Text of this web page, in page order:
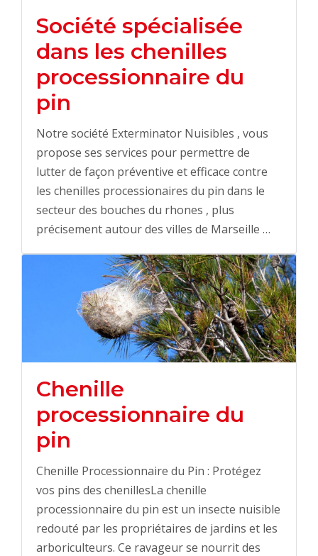
Société spécialisée
dans les chenilles
processionnaire du
pin
Notre société Exterminator Nuisibles , vous
propose ses services pour permettre de
lutter de façon préventive et efficace contre
les chenilles processionaires du pin dans le
secteur des bouches du rhones , plus
précisement autour des villes de Marseille …
Chenille
processionnaire du
pin
Chenille Processionnaire du Pin : Protégez
vos pins des chenillesLa chenille
processionnaire du pin est un insecte nuisible
redouté par les propriétaires de jardins et les
arboriculteurs. Ce ravageur se nourrit des